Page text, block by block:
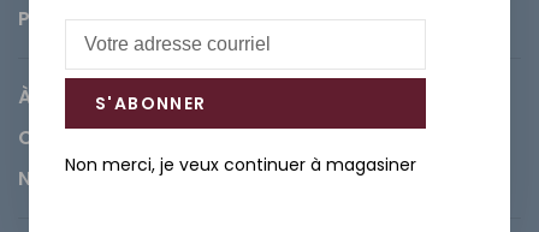
Pièces
À propos de Léopold
Carrières
Nous contacter
S'ABONNER
Non merci, je veux continuer à magasiner